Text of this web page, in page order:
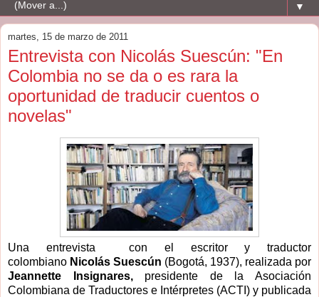
▼
martes, 15 de marzo de 2011
Entrevista con Nicolás Suescún: "En
Colombia no se da o es rara la
oportunidad de traducir cuentos o
novelas"
Una entrevista con el escritor y traductor
colombiano Nicolás Suescún (Bogotá, 1937), realizada por
Jeannette Insignares, presidente de la Asociación
Colombiana de Traductores e Intérpretes (ACTI) y publicada